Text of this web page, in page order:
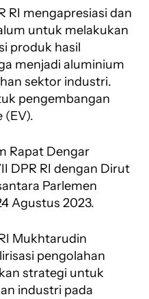
RI mengapresiasi dan
untuk melakukan
produk hasil
menjadi aluminium
sektor industri.
pengembangan
(EV).
Rapat Dengar
DPR RI dengan Dirut
Parlemen
Agustus 2023.
Mukhtarudin
pengolahan
strategi untuk
industri pada